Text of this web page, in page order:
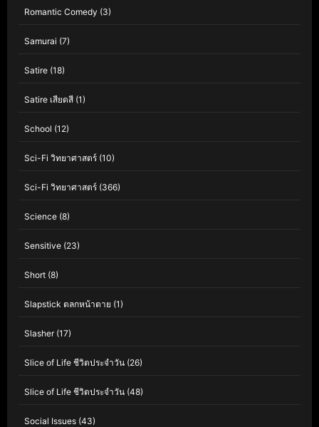
Romantic Comedy (3)
Samurai (7)
Satire (18)
Satire เสียดสี (1)
School (12)
Sci-Fi วิทยาศาสตร์ (10)
Sci-Fi วิทยาศาสตร์ (366)
Science (8)
Sensitive (23)
Short (8)
Slapstick ตลกหน้าตาย (1)
Slasher(17)
Slice of Life ชีวิตประจำวัน (26)
Slice of Life ชีวิตประจำวัน (48)
Social Issues (43)